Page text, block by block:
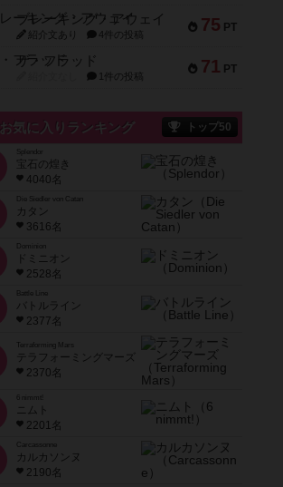
75 PT
ブレーキング・アウェイ
紹介文あり 4件の投稿
71 PT
ザ・フラッド
1件の投稿
お気に入りランキング トップ50
宝石の煌き
4040名
Die Siedler von Catan
カタン
3616名
ドミニオン
2528名
Battle Line
バトルライン
2377名
Terraforming Mars
テラフォーミングマーズ
2370名
ニムト
2201名
Carcassonne
カルカソンヌ
2190名